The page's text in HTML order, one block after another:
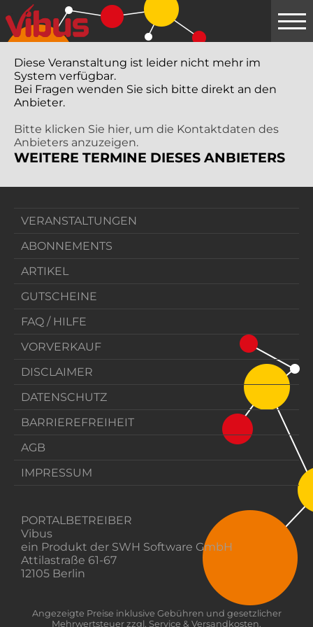
Springe
zum
Hauptinhalt
Diese Veranstaltung ist leider nicht mehr im
System verfügbar.
Bei Fragen wenden Sie sich bitte direkt an den
Anbieter.
Bitte klicken Sie hier, um die Kontaktdaten des
Anbieters anzuzeigen.
WEITERE TERMINE DIESES ANBIETERS
VERANSTALTUNGEN
ABONNEMENTS
ARTIKEL
GUTSCHEINE
FAQ / HILFE
VORVERKAUF
DISCLAIMER
DATENSCHUTZ
BARRIEREFREIHEIT
AGB
IMPRESSUM
PORTALBETREIBER
Vibus
ein Produkt der SWH Software GmbH
Attilastraße 61-67
12105 Berlin
Angezeigte Preise inklusive Gebühren und gesetzlicher
Mehrwertsteuer zzgl. Service & Versandkosten.